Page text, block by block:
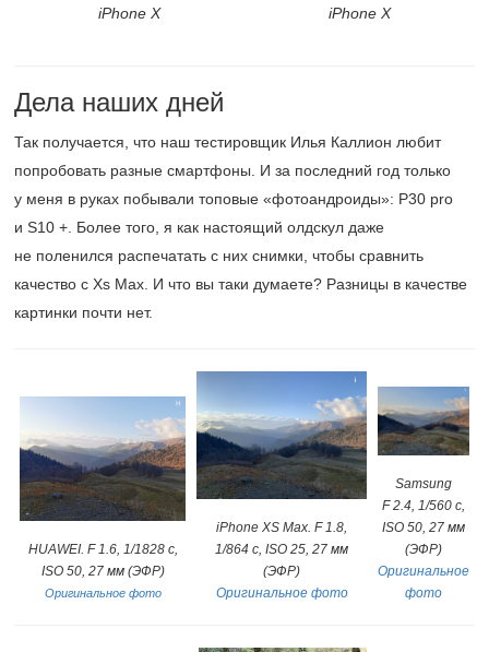
iPhone X iPhone X
Дела наших дней
Так получается, что наш тестировщик Илья Каллион любит
попробовать разные смартфоны. И за последний год только
у меня в руках побывали топовые «фотоандроиды»: P30 pro
и S10 +. Более того, я как настоящий олдскул даже
не поленился распечатать с них снимки, чтобы сравнить
качество с Xs Max. И что вы таки думаете? Разницы в качестве
картинки почти нет.
HUAWEI. F 1.6, 1/1828 с,
ISO 50, 27 мм (ЭФР)
Оригинальное фото
iPhone XS Max. F 1.8,
1/864 с, ISO 25, 27 мм
(ЭФР)
Оригинальное фото
Samsung
F 2.4, 1/560 с,
ISO 50, 27 мм
(ЭФР)
Оригинальное
фото